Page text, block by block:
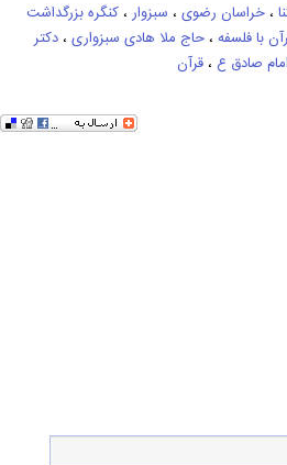
، خراسان رضوی ، سبزوار ، کنگره بزرگداشت
با فلسفه ، حاج ملا هادی سبزواری ، دکتر
صادق ع ، قرآن